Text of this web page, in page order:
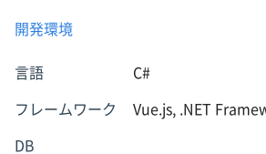
開発環境
言語 C#
フレームワーク Vue.js, .NET
DB